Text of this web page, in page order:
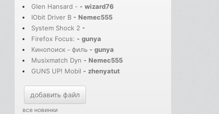
Glen Hansard - - wizard76
IObit Driver B - Nemec555
System Shock 2 -
Firefox Focus: - gunya
Кинопоиск－филь - gunya
Musixmatch Dyn - Nemec555
GUNS UP! Mobil - zhenyatut
добавить файл
все новинки